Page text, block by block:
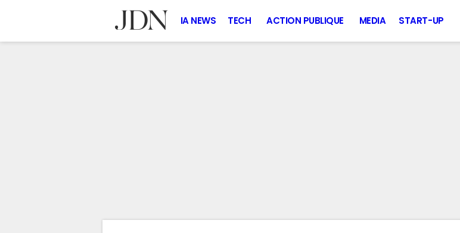
IA NEWS TECH ACTION PUBLIQUE MEDIA START-UP